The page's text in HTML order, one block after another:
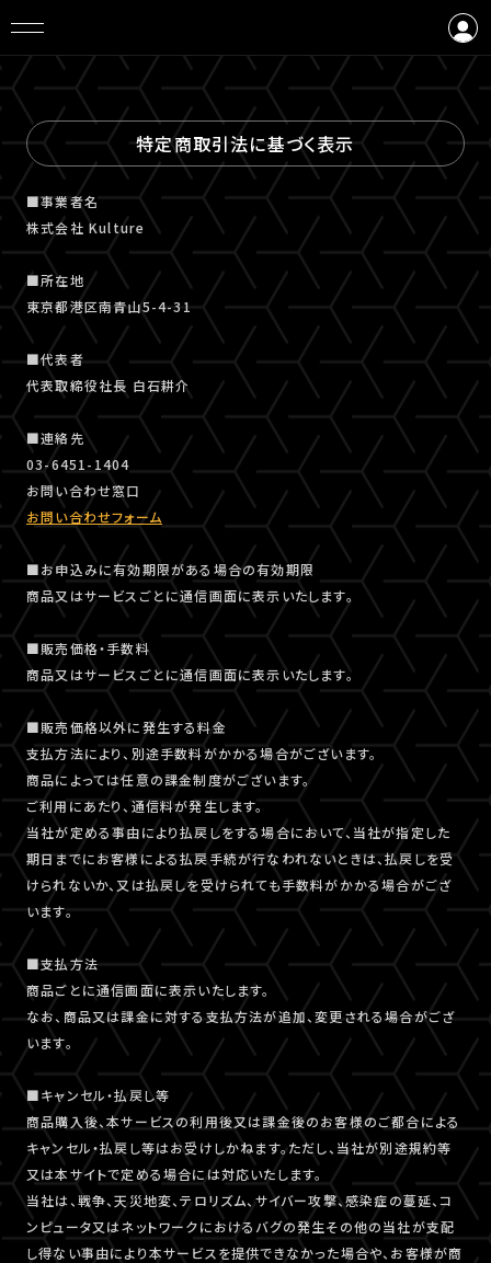
会員登録
特定商取引法に基づく表示
■事業者名
株式会社 Kulture
■所在地
東京都港区南青山5-4-31
■代表者
代表取締役社長 白石耕介
■連絡先
03-6451-1404
お問い合わせ窓口
お問い合わせフォーム
■お申込みに有効期限がある場合の有効期限
商品又はサービスごとに通信画面に表示いたします。
■販売価格・手数料
商品又はサービスごとに通信画面に表示いたします。
■販売価格以外に発生する料金
支払方法により、別途手数料がかかる場合がございます。
商品によっては任意の課金制度がございます。
ご利用にあたり、通信料が発生します。
当社が定める事由により払戻しをする場合において、当社が指定した
期日までにお客様による払戻手続が行なわれないときは、払戻しを受
けられないか、又は払戻しを受けられても手数料がかかる場合がござ
います。
■支払方法
商品ごとに通信画面に表示いたします。
なお、商品又は課金に対する支払方法が追加、変更される場合がござ
います。
■キャンセル・払戻し等
商品購入後、本サービスの利用後又は課金後のお客様のご都合による
キャンセル・払戻し等はお受けしかねます。ただし、当社が別途規約等
又は本サイトで定める場合には対応いたします。
当社は、戦争、天災地変、テロリズム、サイバー攻撃、感染症の蔓延、コ
ンピュータ又はネットワークにおけるバグの発生その他の当社が支配
し得ない事由により本サービスを提供できなかった場合や、お客様が商